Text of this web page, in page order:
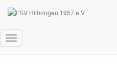
Navigation